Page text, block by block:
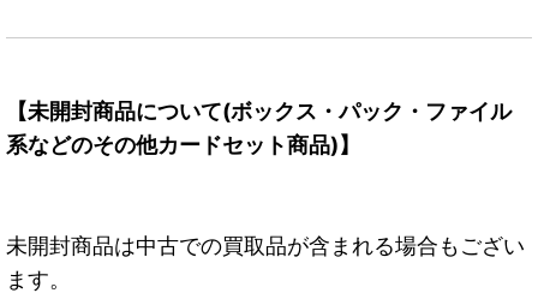
【未開封商品について(ボックス・パック・ファイル
系などのその他カードセット商品)】
未開封商品は中古での買取品が含まれる場合もござい
ます。